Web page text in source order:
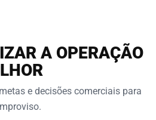
A OPERAÇÃO
e decisões comerciais para